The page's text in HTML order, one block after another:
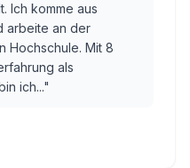
Ich komme aus
arbeite an der
Hochschule. Mit 8
als
ich..."